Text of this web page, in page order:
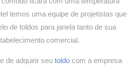
temos uma equipe de projetistas que
de toldos para janela tanto de sua
comercial.
de adquirir seu toldo com a empresa